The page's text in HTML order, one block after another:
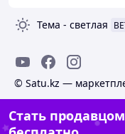
Тема - светлая
© Satu.kz —
Стать